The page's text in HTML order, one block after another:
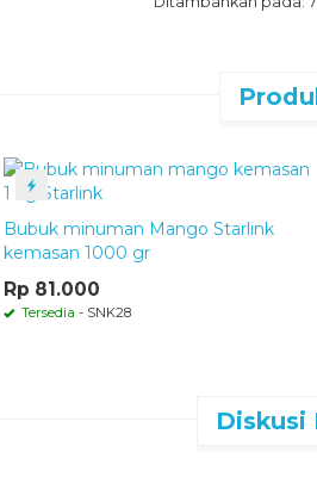
Bubuk
Terbuat dari
minuman
Berat Bersih:
Bubuk minuman Mango Starlink
kemasan 1000 gr
Rp 81.000
Tersedia - SNK28
Diskusi